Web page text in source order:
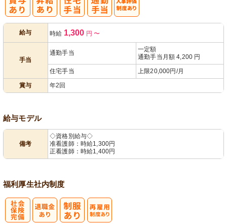
給与 時給 1,300 円 〜
手当
通勤手当
一定額
通勤手当月額 4,200 円
住宅手当
上限20,000円/月
賞与
年2回
給与モデル
備考
◇資格別給与◇
准看護師：時給1,300円
正看護師：時給1,400円
福利厚生社内制度